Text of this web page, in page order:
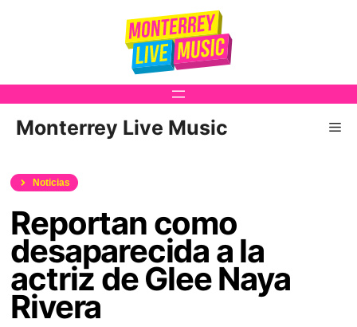
Monterrey Live Music
Noticias
Reportan como
desaparecida a la
actriz de Glee Naya
Rivera